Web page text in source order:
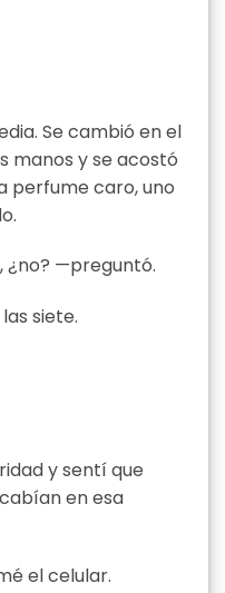
Se cambió en el
manos y se acostó
perfume caro, uno
¿no? —preguntó.
siete.
y sentí que
en esa
el celular.